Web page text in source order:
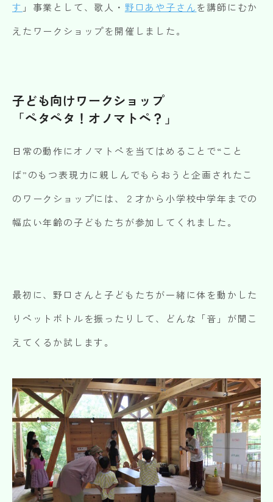
す 」事業として、歌人・ 野口あや子さんを講師にむか
えたワークショップを開催しました。
子ども向けワークショップ
「ペタペタ！オノマトペ？」
日常の動作にオノマトペを当てはめることで“こと
ば”のもつ表現力に親しんでもらおうと企画されたこ
のワークショップには、２才から小学校中学年までの
幅広い年齢の子どもたちが参加してくれました。
最初に、野口さんと子どもたちが一緒に体を動かした
りペットボトルを振ったりして、どんな「音」が聞こ
えてくるか試します。